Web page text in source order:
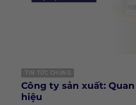
TIN TỨC CHUNG
Công ty sản xuất:
hiệu